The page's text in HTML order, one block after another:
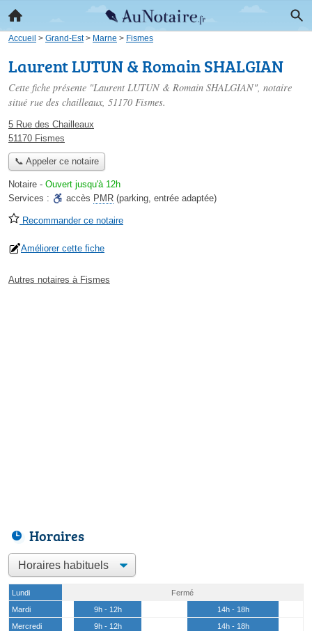
Accueil > Grand-Est> Marne > Fismes
Laurent LUTUN & Romain SHALGIAN
Cette fiche présente "Laurent LUTUN & Romain SHALGIAN", notaire
situé rue des chailleaux, 51170 Fismes.
5 Rue des Chailleaux
51170 Fismes
📞 Appeler ce notaire
Notaire - Ouvert jusqu'à 12h
Services :
accès PMR (parking, entrée adaptée)
Recommander ce notaire
Améliorer cette fiche
Autres notaires à Fismes
Horaires
Lundi
Fermé
Mardi
9h - 12h
14h - 18h
Mercredi
9h - 12h
14h - 18h